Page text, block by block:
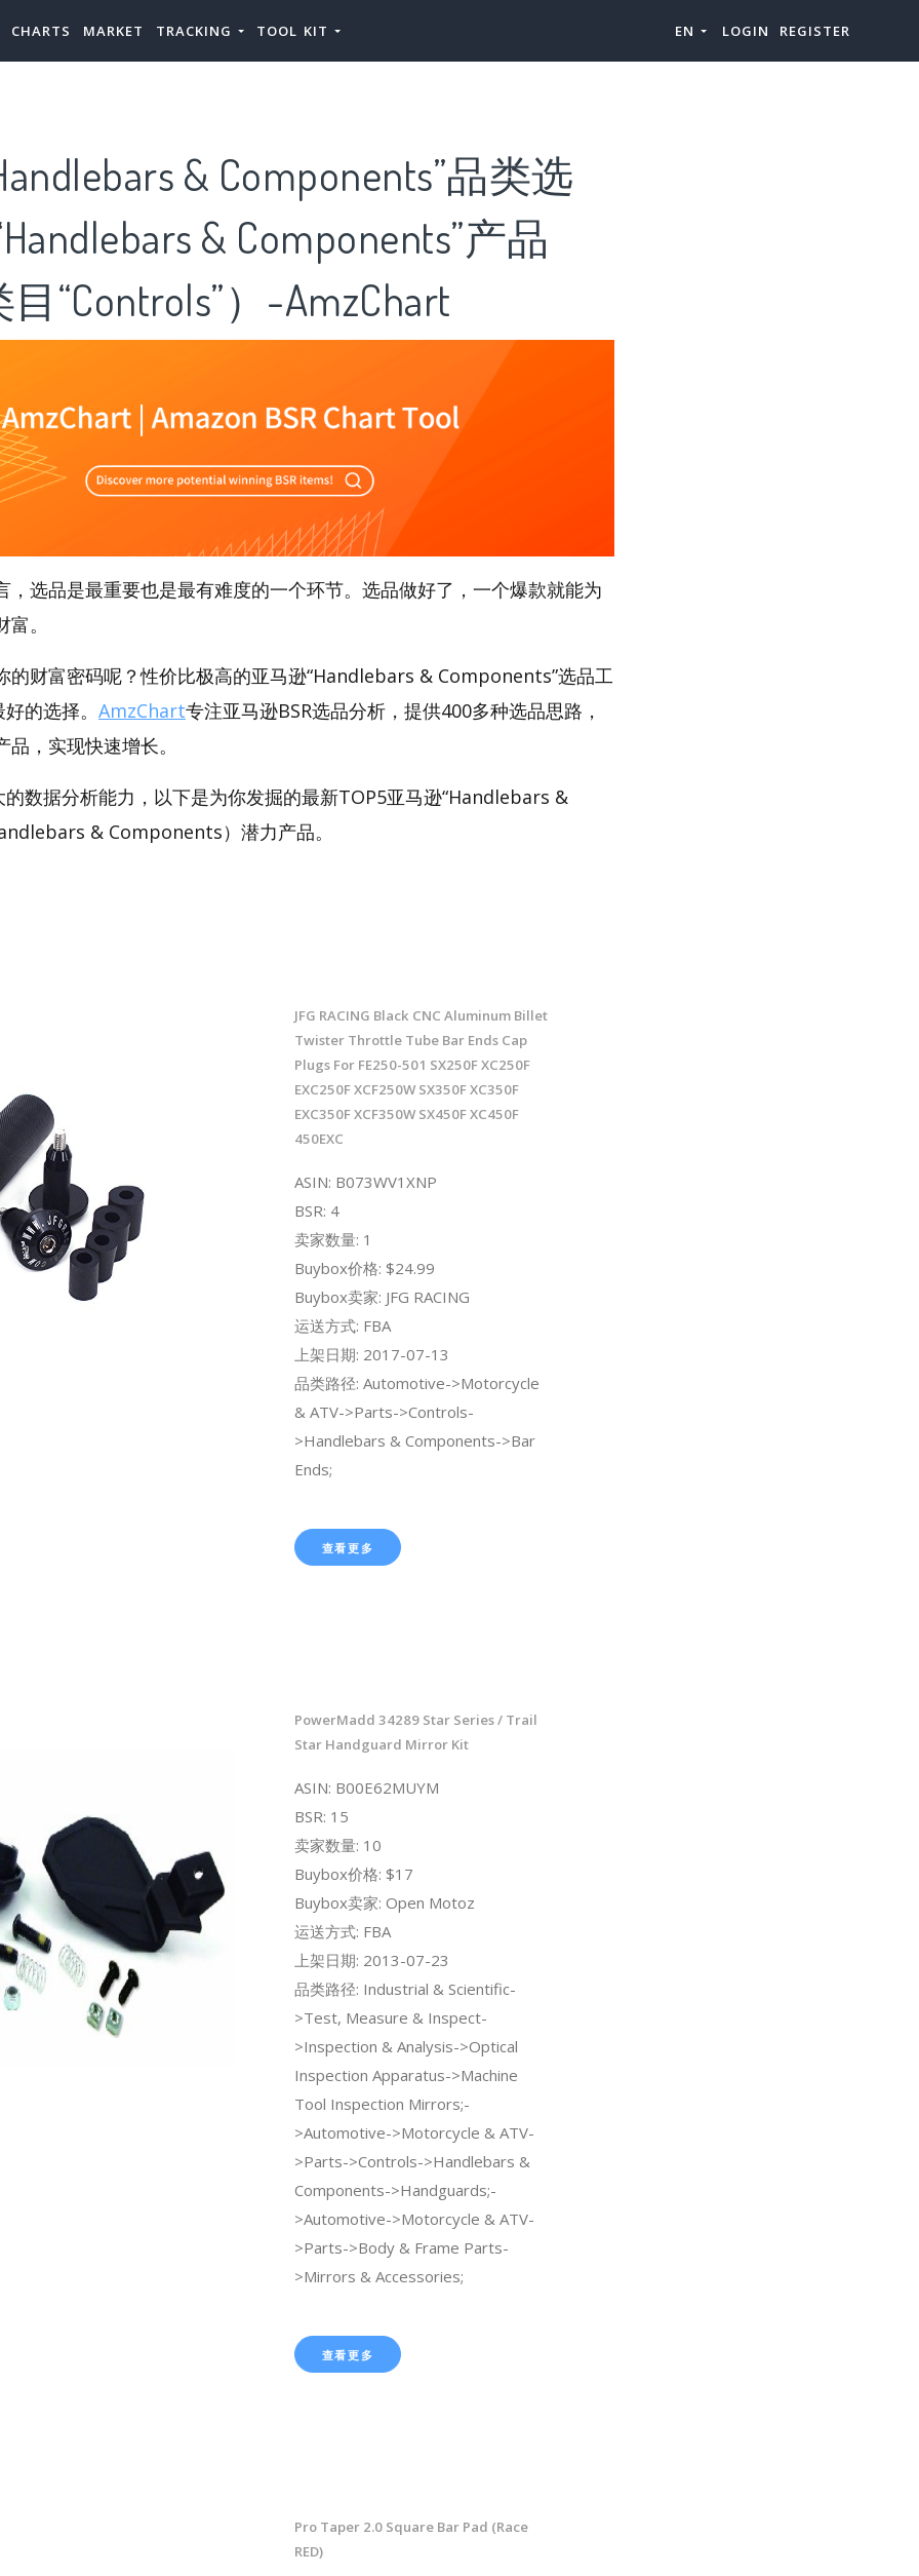
CHARTS MARKET TRACKING TOOL KIT EN LOGIN REGISTER
& Components”品类选
& Components”产品
“Controls”）-AmzChart
，选品是最重要也是最有难度的一个环节。选品做好了，一个爆款就能为
。
的财富密码呢？性价比极高的亚马逊“Handlebars & Components”选品工
的选择。 AmzChart专注亚马逊BSR选品分析，提供400多种选品思路，
，实现快速增长。
数据分析能力，以下是为你发掘的最新TOP5亚马逊“Handlebars &
& Components）潜力产品。
JFG RACING Black CNC Aluminum Billet
Twister Throttle Tube Bar Ends Cap
Plugs For FE250-501 SX250F XC250F
EXC250F XCF250W SX350F XC350F
EXC350F XCF350W SX450F XC450F
450EXC
ASIN: B073WV1XNP
BSR: 4
卖家数量: 1
Buybox价格: $24.99
Buybox卖家: JFG RACING
运送方式: FBA
上架日期: 2017-07-13
品类路径: Automotive->Motorcycle
& ATV->Parts->Controls-
>Handlebars & Components->Bar
Ends;
查看更多
PowerMadd 34289 Star Series / Trail
Star Handguard Mirror Kit
ASIN: B00E62MUYM
BSR: 15
卖家数量: 10
Buybox价格: $17
Buybox卖家: Open Motoz
运送方式: FBA
上架日期: 2013-07-23
品类路径: Industrial & Scientific-
>Test, Measure & Inspect-
>Inspection & Analysis->Optical
Inspection Apparatus->Machine
Tool Inspection Mirrors;-
>Automotive->Motorcycle & ATV-
>Parts->Controls->Handlebars &
Components->Handguards;-
>Automotive->Motorcycle & ATV-
>Parts->Body & Frame Parts-
>Mirrors & Accessories;
查看更多
Pro Taper 2.0 Square Bar Pad (Race
RED)